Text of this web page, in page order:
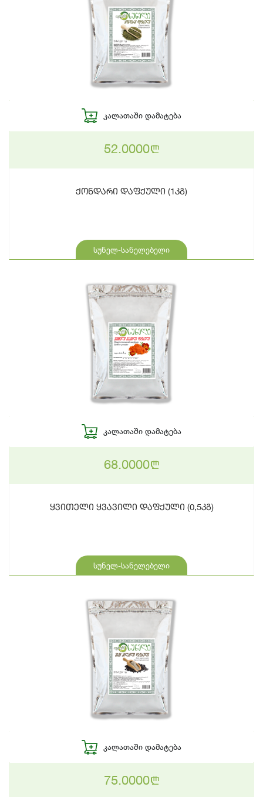
ᲙᲐᲚᲐᲗᲐᲨᲘ ᲓᲐᲛᲐᲢᲔᲑᲐ
52.0000n
ქონდარი დაფქული (1კგ)
სუნელ-სანელებელი
ᲙᲐᲚᲐᲗᲐᲨᲘ ᲓᲐᲛᲐᲢᲔᲑᲐ
68.0000n
ყვითელი ყვავილი დაფქული (0,5კგ)
სუნელ-სანელებელი
ᲙᲐᲚᲐᲗᲐᲨᲘ ᲓᲐᲛᲐᲢᲔᲑᲐ
75.0000n